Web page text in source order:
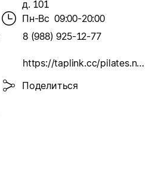
д. 101
Пн-Вс 09:00-20:00
8 (988) 925-12-77
https://taplink.cc/pilates.nalchik
Поделиться